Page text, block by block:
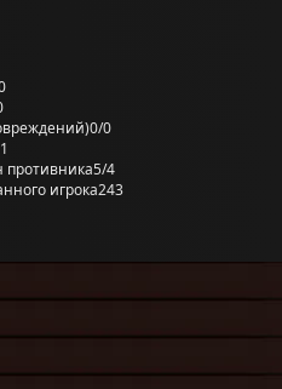
0/0
1
5/4
игрока243